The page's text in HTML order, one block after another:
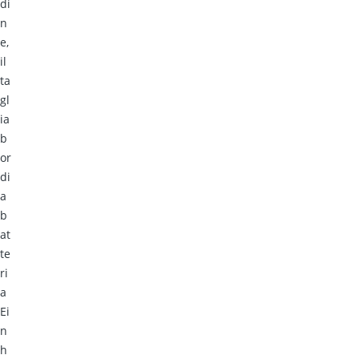
di
n
e,
il
ta
gl
ia
b
or
di
a
b
at
te
ri
a
Ei
n
h